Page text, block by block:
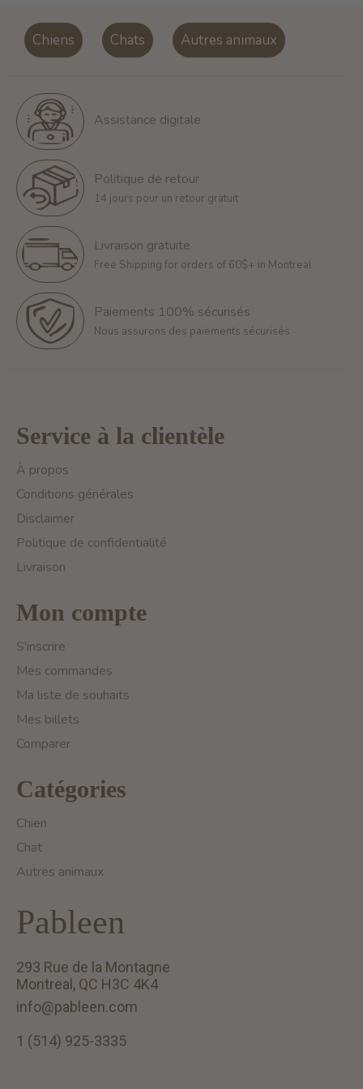
Chiens Chats Autres animaux
Assistance digitale
Politique de retour
14 jours pour un retour gratuit
Livraison gratuite
Free Shipping for orders of 60$+ in Montreal
Paiements 100% sécurisés
Nous assurons des paiements sécurisés
Service à la clientèle
À propos
Conditions générales
Disclaimer
Politique de confidentialité
Livraison
Mon compte
S'inscrire
Mes commandes
Ma liste de souhaits
Mes billets
Comparer
Catégories
Chien
Chat
Autres animaux
Pableen
293 Rue de la Montagne
Montreal, QC H3C 4K4
info@pableen.com
1 (514) 925-3335